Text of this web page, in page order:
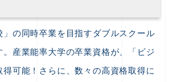
」の同時卒業を目指すダブルスクール
産業能率大学の卒業資格が、「ビジ
可能！さらに、数々の高資格取得に